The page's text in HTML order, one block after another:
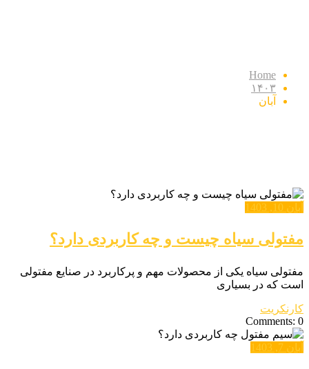
Home
۱۴۰۳
آبان
آبان 10, 1403
مفتولی سیاه چیست و چه کاربردی دارد؟
مفتولی سیاه یکی از محصولات مهم و پرکاربرد در صنایع مفتولی
است که در بسیاری
کارنکریت
Comments: 0
آبان 7, 1403